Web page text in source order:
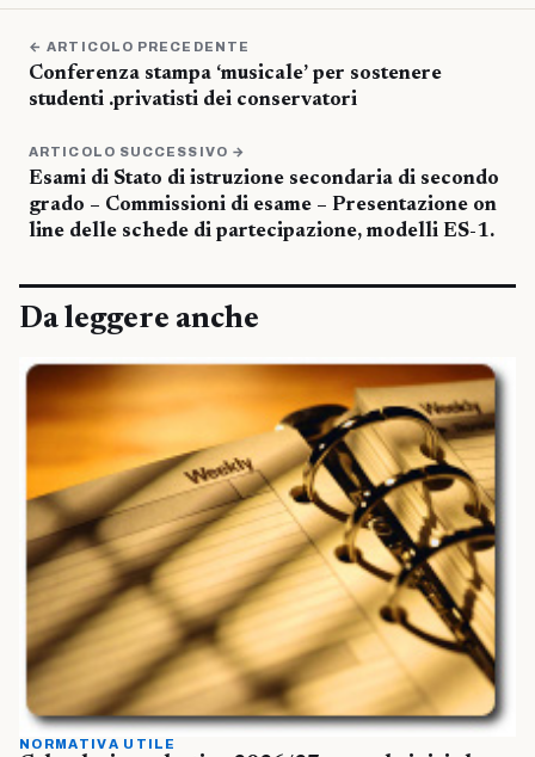
← ARTICOLO PRECEDENTE
Conferenza stampa ‘musicale’ per sostenere
studenti .privatisti dei conservatori
ARTICOLO SUCCESSIVO →
Esami di Stato di istruzione secondaria di secondo
grado – Commissioni di esame – Presentazione on
line delle schede di partecipazione, modelli ES-1.
Da leggere anche
NORMATIVA UTILE